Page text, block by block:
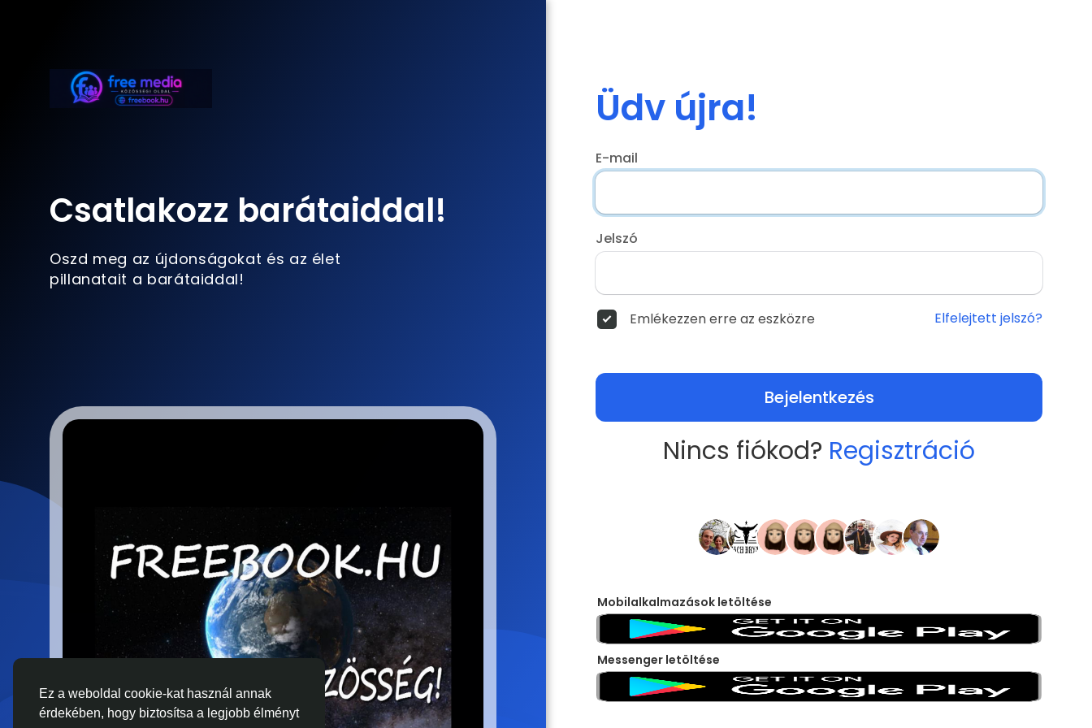
Ez a weboldal cookie-kat használ annak
érdekében, hogy biztosítsa a legjobb élményt
Csatlakozz barátaiddal!
Oszd meg az újdonságokat és az élet
pillanatait a barátaiddal!
Üdv újra!
E-mail
Jelszó
Emlékezzen erre az eszközre Elfelejtett jelszó?
Bejelentkezés
Nincs fiókod? Regisztráció
Mobilalkalmazások letöltése
Messenger letöltése